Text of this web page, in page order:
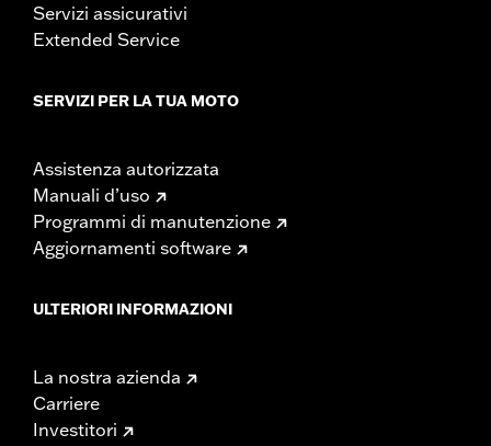
Servizi assicurativi
Extended Service
SERVIZI PER LA TUA MOTO
Assistenza autorizzata
Manuali d’uso
Programmi di manutenzione
Aggiornamenti software
ULTERIORI INFORMAZIONI
La nostra azienda
Carriere
Investitori